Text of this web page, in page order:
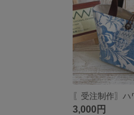
3,000円